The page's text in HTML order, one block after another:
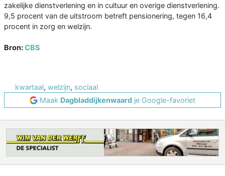
zakelijke dienstverlening en in cultuur en overige dienstverlening.
9,5 procent van de uitstroom betreft pensionering, tegen 16,4
procent in zorg en welzijn.
Bron:CBS
kwartaal, welzijn, sociaal
Maak Dagbladdijkenwaard je Google-favoriet